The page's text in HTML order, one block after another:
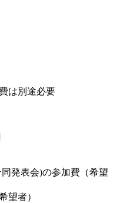
は別途必要
発表会)の参加費（希望
望者）